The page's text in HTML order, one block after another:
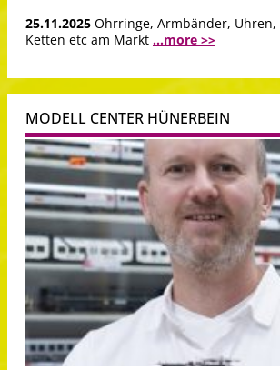
25.11.2025 Ohrringe, Armbänder, Uhren,
Ketten etc am Markt ...more >>
MODELL CENTER HÜNERBEIN